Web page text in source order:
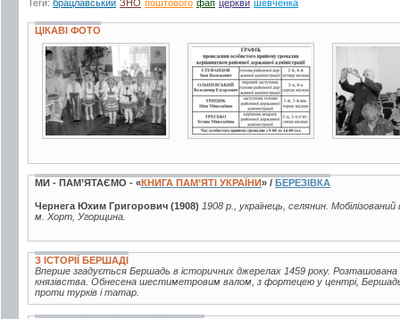
Теги: брацлавський ЗНО поштового фап церкви шевченка
ЦІКАВІ ФОТО
2 фото 3 фото
МИ - ПАМ’ЯТАЄМО - «КНИГА ПАМ’ЯТІ УКРАЇНИ» / БЕРЕЗІВКА
Чернега Юхим Григорович (1908) 1908 р., українець, селянин.
м. Хорт, Угорщина.
З ІСТОРІЇ БЕРШАДІ
Вперше згадується Бершадь в історичних джерелах 1459 року. Розташована
князівства. Обнесена шестиметровим валом, з фортецею у центрі,
проти турків і татар.